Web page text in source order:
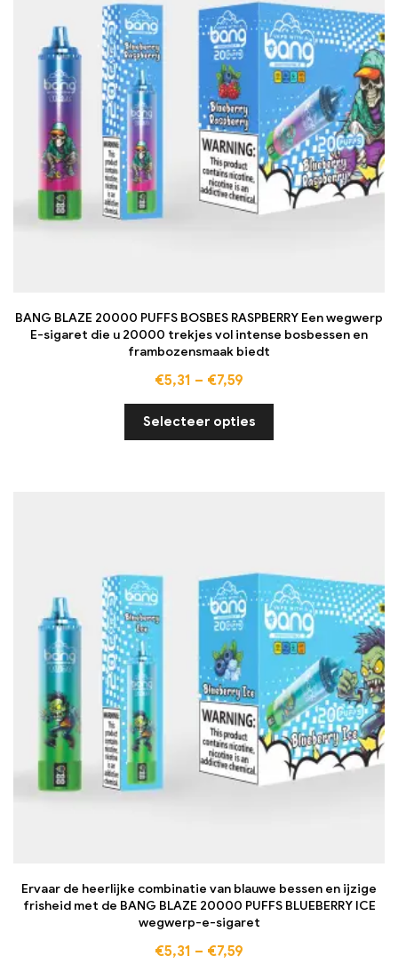
BANG BLAZE 20000 PUFFS BOSBES RASPBERRY Een wegwerp
E-sigaret die u 20000 trekjes vol intense bosbessen en
frambozensmaak biedt
€5,31 – €7,59
Selecteer opties
Ervaar de heerlijke combinatie van blauwe bessen en ijzige
frisheid met de BANG BLAZE 20000 PUFFS BLUEBERRY ICE
wegwerp-e-sigaret
€5,31 – €7,59